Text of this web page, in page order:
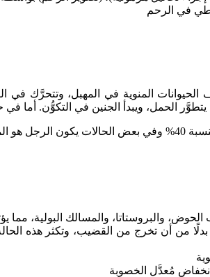
الحيوانات المنوية في المهبل، وتتحرَّك
بدلًا من أن تخرج من القضيب، وتكثر